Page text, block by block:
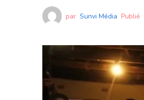
par Sunvi Média Publié